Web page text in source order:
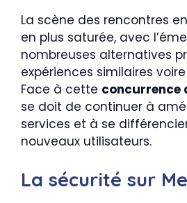
La scène des rencontres
en plus saturée, avec
nombreuses alternatives
expériences similaires
Face à cette concurrence
se doit de continuer à
services et à se
nouveaux utilisateurs.
La sécurité sur